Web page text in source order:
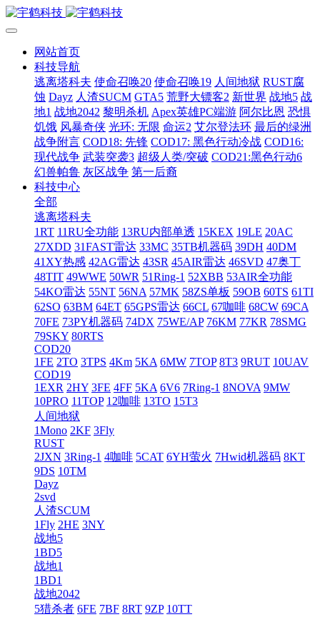
网站首页
科技导航
逃离塔科夫 使命召唤20 使命召唤19 人间地狱 RUST腐
蚀 Dayz 人渣SUCM GTA5 荒野大镖客2 新世界 战地5 战
地1 战地2042 黎明杀机 Apex英雄PC端游 阿尔比恩 恐惧
饥饿 风暴奇侠 光环: 无限 命运2 艾尔登法环 最后的绿洲
战争附言 COD18: 先锋 COD17: 黑色行动冷战 COD16:
现代战争 武装突袭3 超级人类/突破 COD21:黑色行动6
幻兽帕鲁 灰区战争 第一后裔
科技中心
全部
逃离塔科夫
1RT 11RU全功能 13RU内部单透 15KEX 19LE 20AC
27XDD 31FAST雷达 33MC 35TB机器码 39DH 40DM
41XY热感 42AG雷达 43SR 45AIR雷达 46SVD 47奥丁
48TIT 49WWE 50WR 51Ring-1 52XBB 53AIR全功能
54KO雷达 55NT 56NA 57MK 58ZS单板 59OB 60TS 61TI
62SO 63BM 64ET 65GPS雷达 66CL 67咖啡 68CW 69CA
70FE 73PY机器码 74DX 75WE/AP 76KM 77KR 78SMG
79SKY 80RTS
COD20
1FE 2TO 3TPS 4Km 5KA 6MW 7TOP 8T3 9RUT 10UAV
COD19
1EXR 2HY 3FE 4FF 5KA 6V6 7Ring-1 8NOVA 9MW
10PRO 11TOP 12咖啡 13TO 15T3
人间地狱
1Mono 2KF 3Fly
RUST
2JXN 3Ring-1 4咖啡 5CAT 6YH萤火 7Hwid机器码 8KT
9DS 10TM
Dayz
2svd
人渣SCUM
1Fly 2HE 3NY
战地5
1BD5
战地1
1BD1
战地2042
5猎杀者 6FE 7BF 8RT 9ZP 10TT